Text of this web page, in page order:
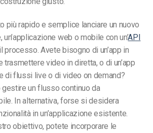
più rapido e semplice lanciare un nuovo
web o mobile con un’API
processo. Avete bisogno di un’app in
video in diretta, o di un’app
di flussi live o di video on demand?
un flusso continuo da
In alternativa, forse si desidera
in un’applicazione esistente.
obiettivo, potete incorporare le